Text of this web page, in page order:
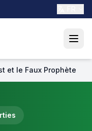
et le Faux Prophète